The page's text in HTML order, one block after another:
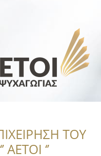
ΤΟΥ
‘’